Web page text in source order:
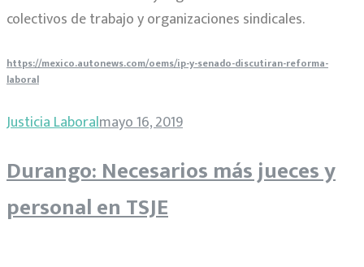
colectivos de trabajo y organizaciones sindicales.
https://mexico.autonews.com/oems/ip-y-senado-discutiran-reforma-
laboral
Justicia Laboralmayo 16, 2019
Durango: Necesarios más jueces y
personal en TSJE